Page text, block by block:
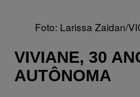
Foto: Larissa Zaidan/
VIVIANE, 30
AUTÔNOMA